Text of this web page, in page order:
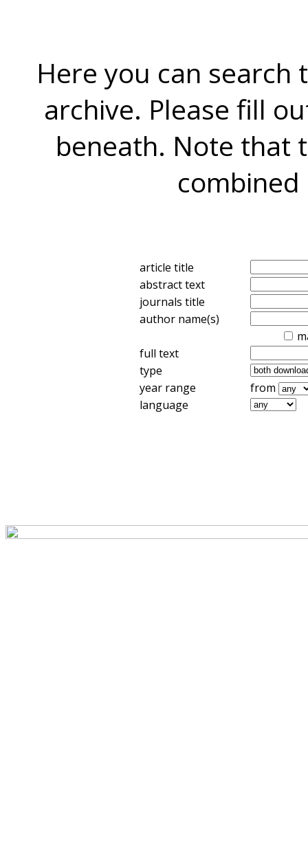
Here you can search
archive. Please fill
beneath. Note that
combined
article title
abstract text
journals title
author name(s)
full text
type
year range
from
language